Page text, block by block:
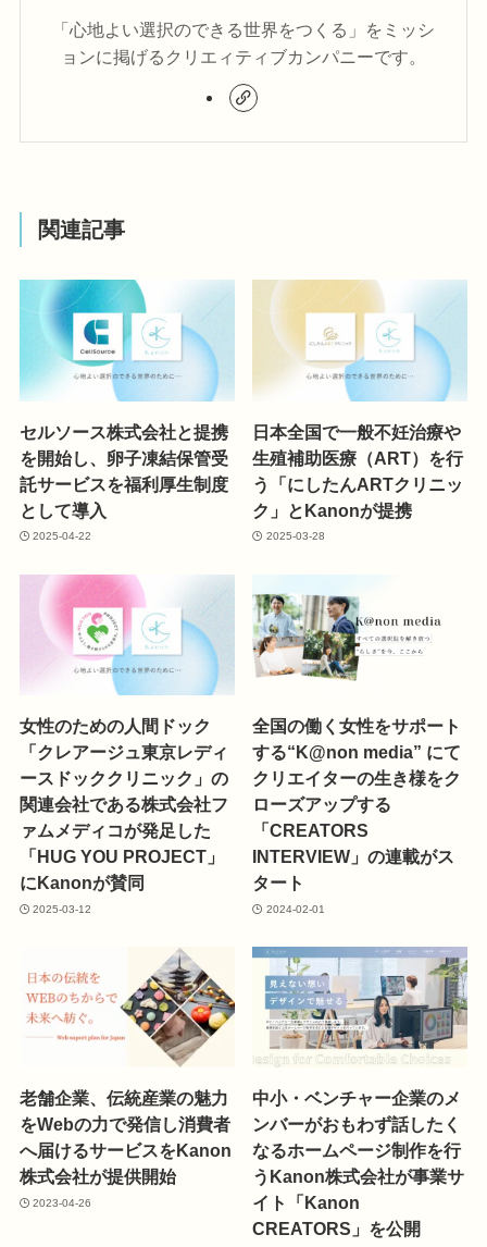
「心地よい選択のできる世界をつくる」をミッシ
ョンに掲げるクリエィティブカンパニーです。
関連記事
セルソース株式会社と提携
を開始し、卵子凍結保管受
託サービスを福利厚生制度
として導入
2025-04-22
日本全国で一般不妊治療や
生殖補助医療（ART）を行
う「にしたんARTクリニッ
ク」とKanonが提携
2025-03-28
女性のための人間ドック
「クレアージュ東京レディ
ースドッククリニック」の
関連会社である株式会社フ
ァムメディコが発足した
「HUG YOU PROJECT」
にKanonが賛同
2025-03-12
全国の働く女性をサポート
する“K@non media” にて
クリエイターの生き様をク
ローズアップする
「CREATORS
INTERVIEW」の連載がス
タート
2024-02-01
老舗企業、伝統産業の魅力
をWebの力で発信し消費者
へ届けるサービスをKanon
株式会社が提供開始
2023-04-26
中小・ベンチャー企業のメ
ンバーがおもわず話したく
なるホームページ制作を行
うKanon株式会社が事業サ
イト「Kanon
CREATORS」を公開